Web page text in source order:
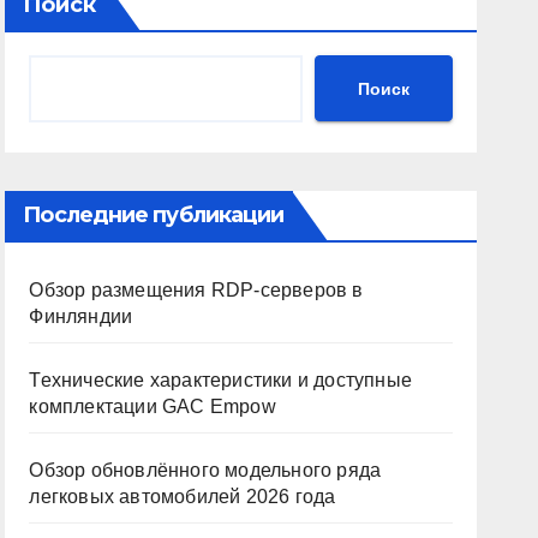
Поиск
Последние публикации
Обзор размещения RDP-серверов в
Финляндии
Технические характеристики и доступные
комплектации GAC Empow
Обзор обновлённого модельного ряда
легковых автомобилей 2026 года